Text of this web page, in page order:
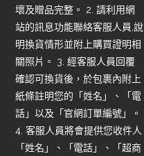
壞及贈品完整。 2. 請利用網
站的訊息功能聯絡客服人員,說
明換貨情形並附上購買證明相
關照片。 3. 經客服人員回覆
確認可換貨後，於包裹內附上
紙條註明您的「姓名」、「電
話」以及「官網訂單編號」。
4. 客服人員將會提供您收件人
「姓名」、「電話」、「超商